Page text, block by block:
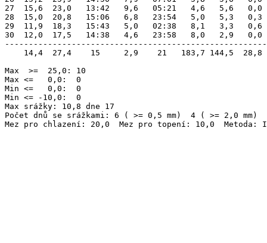
27  15,6  23,0   13:42   9,6   05:21   4,6   5,6
28  15,0  20,8   15:06   6,8   23:54   5,0   5,3
29  11,9  18,3   15:43   5,0   02:38   8,1   3,3   0,6
30  12,0  17,5   14:38   4,6   23:58   8,0   2,9
14,4  27,4    15     2,9    21   183,7 144,5  28,8
Max  >=  25,0: 10
Max <=   0,0:  0
Min <=   0,0:  0
Min <= -10,0:  0
Max srážky: 10,8 dne 17
Počet dnů se srážkami: 6 ( >= 0,5 mm)  4 ( >= 2,0 mm)